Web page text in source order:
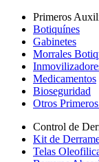
Primeros
Botiquínes
Gabinetes
Morrales
Medicamentos
Bioseguridad
Otros
Control de
Kit de
Telas